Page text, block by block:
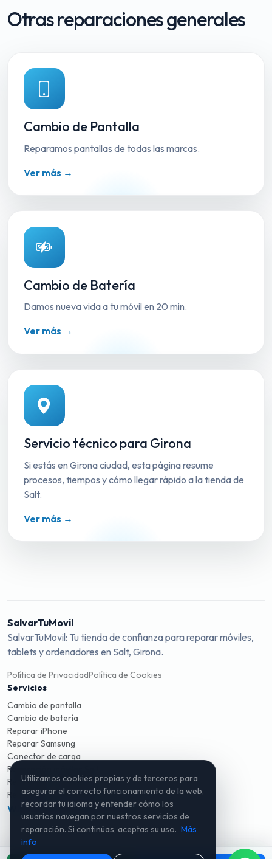
Otras reparaciones generales
Cambio de Pantalla
Reparamos pantallas de todas las marcas.
Ver más →
Cambio de Batería
Damos nueva vida a tu móvil en 20 min.
Ver más →
Servicio técnico para Girona
Si estás en Girona ciudad, esta página resume
procesos, tiempos y cómo llegar rápido a la tienda de
Salt.
Ver más →
SalvarTuMovil
SalvarTuMovil: Tu tienda de confianza para reparar móviles,
tablets y ordenadores en Salt, Girona.
Política de PrivacidadPolítica de Cookies
Servicios
Cambio de pantalla
Cambio de batería
Reparar iPhone
Reparar Samsung
Conector de carga
Reparación móviles Salt
Reparación móviles Girona
Reparación ordenadores
WhatsApp InstagramTikTok
Utilizamos cookies propias y de terceros para
asegurar el correcto funcionamiento de la web,
recordar tu idioma y entender cómo los
usuarios navegan por nuestros servicios de
reparación. Si continúas, aceptas su uso. Más
info